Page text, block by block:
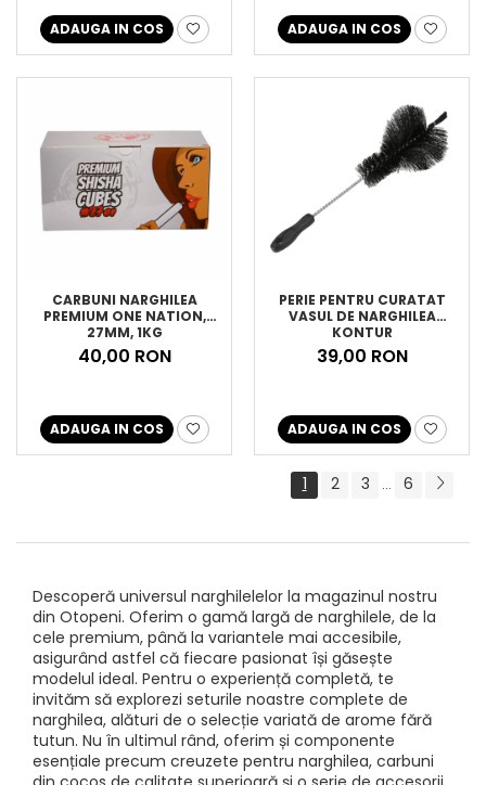
ADAUGA IN COS ADAUGA IN COS
CARBUNI NARGHILEA
PREMIUM ONE NATION,
27MM, 1KG
40,00 RON
ADAUGA IN COS
PERIE PENTRU CURATAT
VASUL DE NARGHILEA
KONTUR
39,00 RON
ADAUGA IN COS
1 2 3 ... 6
Descoperă universul narghilelelor la magazinul nostru
din Otopeni. Oferim o gamă largă de narghilele, de la
cele premium, până la variantele mai accesibile,
asigurând astfel că fiecare pasionat își găsește
modelul ideal. Pentru o experiență completă, te
invităm să explorezi seturile noastre complete de
narghilea, alături de o selecție variată de arome fără
tutun. Nu în ultimul rând, oferim și componente
esențiale precum creuzete pentru narghilea, carbuni